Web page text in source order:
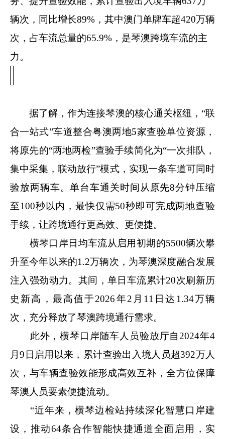
辆次，同比增长89%，其中澳门单牌车超420万辆
次，占车流总量的65.9%，是琴澳跨境车流的主
力。
据了解，作为连接琴澳的核心通关枢纽，“联
合一站式”车道整合粤澳两地5家查验单位资源，
将原先的“两地两检”查验手续简化为“一次排队，
集中采集，联动放行”模式，实现一条车道可同时
验放两辆车。单台车通关时间从原先8分钟压缩
至100秒以内，最快仅需50秒即可完成两地查验
手续，让跨境通行更高效、更便捷。
横琴口岸日均车流从启用初期的5500辆次攀
升至今年以来的1.2万辆次，为琴澳深度融合发展
注入强劲动力。其间，单日车流累计20次刷新历
史新高，最高值于2026年2月11日达1.34万辆
次，充分释放了琴澳跨境通行需求。
此外，横琴口岸随车人员验放厅自2024年4
月9日启用以来，累计查验出入境人员超392万人
次，与车辆查验效能形成高效互补，全方位保障
琴澳人员要素便捷流动。
“近年来，横琴边检站持续深化智慧口岸建
设，推动64条合作智能快捷通道全面启用，实